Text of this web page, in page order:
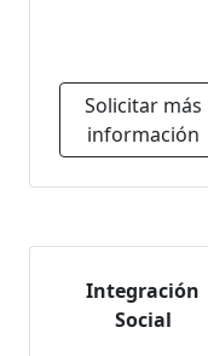
Solicitar más
información
Integración
Social